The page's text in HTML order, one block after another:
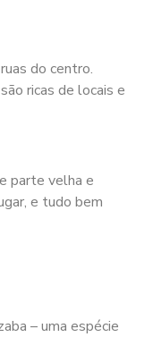
do centro.
ricas de locais e
parte velha e
e tudo bem
– uma espécie